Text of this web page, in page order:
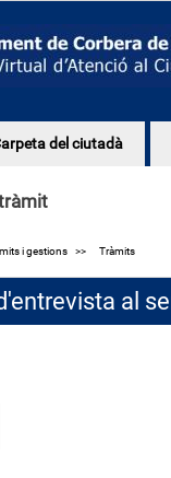
del ciutadà
i gestions >> Tràmits
al